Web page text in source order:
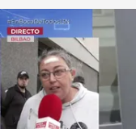
Una de las vecinas de
medidas
.cuatro.com
En boca de
13 NOV 2025 -